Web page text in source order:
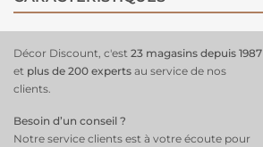
Décor Discount, c'est 23 magasins depuis 1987
et plus de 200 experts au service de nos
clients.
Besoin d’un conseil ?
Notre service clients est à votre écoute pour